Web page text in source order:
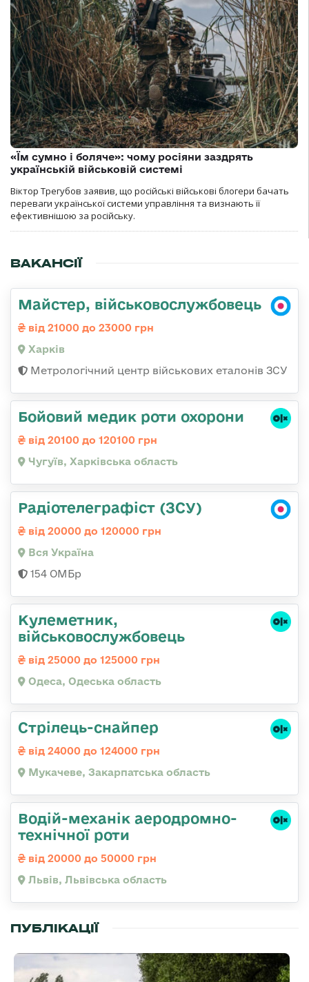
«Їм сумно і боляче»: чому росіяни заздрять
українській військовій системі
Віктор Трегубов заявив, що російські військові блогери бачать
переваги української системи управління та визнають її
ефективнішою за російську.
ВАКАНСІЇ
Майстер, військовослужбовець
від 21000 до 23000 грн
Харків
Метрологічний центр військових еталонів ЗСУ
Бойовий медик роти охорони
від 20100 до 120100 грн
Чугуїв, Харківська область
Радіотелеграфіст (ЗСУ)
від 20000 до 120000 грн
Вся Україна
154 ОМБр
Кулеметник,
військовослужбовець
від 25000 до 125000 грн
Одеса, Одеська область
Стрілець-снайпер
від 24000 до 124000 грн
Мукачеве, Закарпатська область
Водій-механік аеродромно-
технічної роти
від 20000 до 50000 грн
Львів, Львівська область
ПУБЛІКАЦІЇ